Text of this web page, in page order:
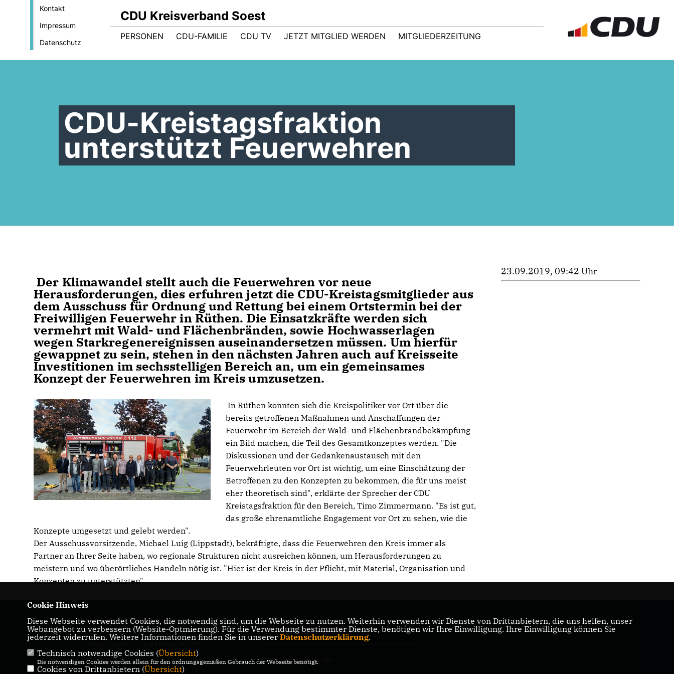
Kontakt
Impressum
Datenschutz
CDU Kreisverband Soest
PERSONEN CDU-FAMILIE CDU TV JETZT MITGLIED WERDEN MITGLIEDERZEITUNG
CDU-Kreistagsfraktion
unterstützt Feuerwehren
Der Klimawandel stellt auch die Feuerwehren vor neue
Herausforderungen, dies erfuhren jetzt die CDU-Kreistagsmitglieder aus
dem Ausschuss für Ordnung und Rettung bei einem Ortstermin bei der
Freiwilligen Feuerwehr in Rüthen. Die Einsatzkräfte werden sich
vermehrt mit Wald- und Flächenbränden, sowie Hochwasserlagen
wegen Starkregenereignissen auseinandersetzen müssen. Um hierfür
gewappnet zu sein, stehen in den nächsten Jahren auch auf Kreisseite
Investitionen im sechsstelligen Bereich an, um ein gemeinsames
Konzept der Feuerwehren im Kreis umzusetzen.
In Rüthen konnten sich die Kreispolitiker vor Ort über die
bereits getroffenen Maßnahmen und Anschaffungen der
Feuerwehr im Bereich der Wald- und Flächenbrandbekämpfung
ein Bild machen, die Teil des Gesamtkonzeptes werden. "Die
Diskussionen und der Gedankenaustausch mit den
Feuerwehrleuten vor Ort ist wichtig, um eine Einschätzung der
Betroffenen zu den Konzepten zu bekommen, die für uns meist
eher theoretisch sind", erklärte der Sprecher der CDU
Kreistagsfraktion für den Bereich, Timo Zimmermann. "Es ist gut,
das große ehrenamtliche Engagement vor Ort zu sehen, wie die
Konzepte umgesetzt und gelebt werden".
Der Ausschussvorsitzende, Michael Luig (Lippstadt), bekräftigte, dass die Feuerwehren den Kreis immer als
Partner an Ihrer Seite haben, wo regionale Strukturen nicht ausreichen können, um Herausforderungen zu
meistern und wo überörtliches Handeln nötig ist. "Hier ist der Kreis in der Pflicht, mit Material, Organisation und
Konzepten zu unterstützten".
23.09.2019, 09:42 Uhr
Homepage der CDU im Kreis Soest
KONTAKT
CDU Nordrhein-Westfalen
CDU Deutschlands
Cookie Hinweis
Diese Webseite verwendet Cookies, die notwendig sind, um die Webseite zu nutzen. Weiterhin verwenden wir Dienste von Drittanbietern, die uns helfen, unser
Webangebot zu verbessern (Website-Optmierung). Für die Verwendung bestimmter Dienste, benötigen wir Ihre Einwilligung. Ihre Einwilligung können Sie
jederzeit widerrufen. Weitere Informationen finden Sie in unserer Datenschutzerklärung.
Technisch notwendige Cookies (Übersicht)
Die notwendigen Cookies werden allein für den ordnungsgemäßen Gebrauch der Webseite benötigt.
Cookies von Drittanbietern (Übersicht)